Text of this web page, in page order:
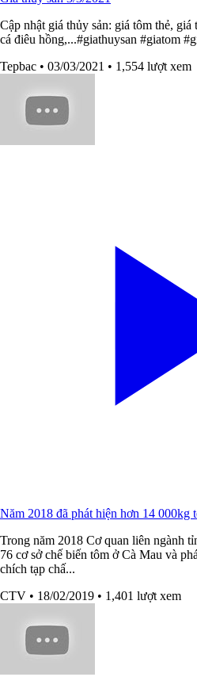
Cập nhật giá thủy sản: giá tôm thẻ, giá
cá điêu hồng,...#giathuysan​​ #giatom​​
Tepbac • 03/03/2021 • 1,554 lượt xem
Năm 2018 đã phát hiện hơn 14 000kg
Trong năm 2018 Cơ quan liên ngành
76 cơ sở chế biến tôm ở Cà Mau và
chích tạp chấ...
CTV • 18/02/2019 • 1,401 lượt xem